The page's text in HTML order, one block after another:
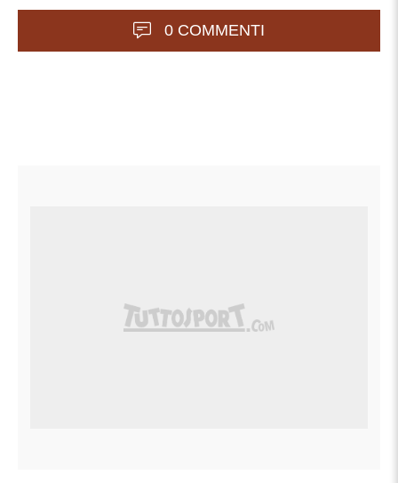
0 COMMENTI